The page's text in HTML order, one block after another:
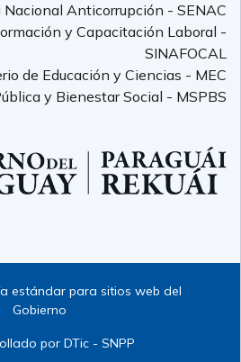
Nacional Anticorrupción - SENAC
y Capacitación Laboral -
SINAFOCAL
de Educación y Ciencias - MEC
y Bienestar Social - MSPBS
estándar para sitios web del
Gobierno
por DTic - SNPP